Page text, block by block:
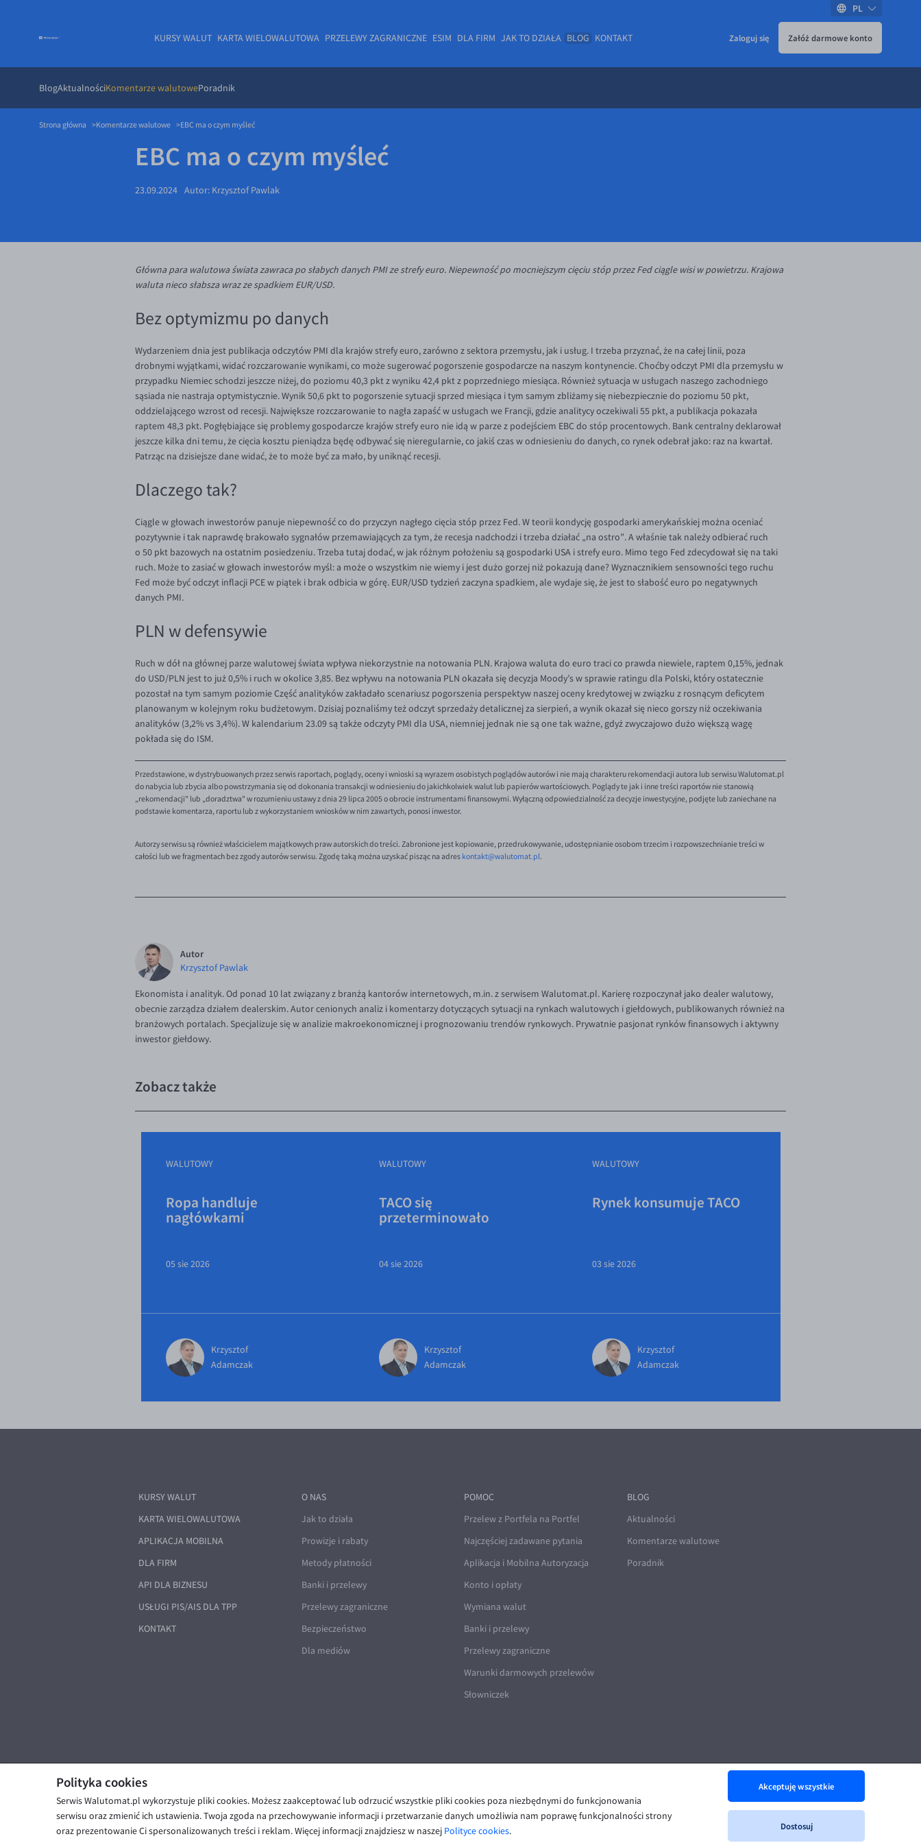
KURSY WALUT KARTA WIELOWALUTOWA PRZELEWY ZAGRANICZNE ESIM DLA FIRM JAK TO DZIAŁA BLOG
BlogAktualnościKomentarze walutowePoradnik
KONTAKT Zaloguj się Załóż darmowe konto
PL
Strona główna Komentarze walutowe EBC ma o czym myśleć
EBC ma o czym myśleć
23.09.2024 Autor: Krzysztof Pawlak
Główna para walutowa świata zawraca po słabych danych PMI ze strefy euro. Niepewność po mocniejszym cięciu stóp przez Fed ciągle wisi w powietrzu. Krajowa
waluta nieco słabsza wraz ze spadkiem EUR/USD.
Bez optymizmu po danych
Wydarzeniem dnia jest publikacja odczytów PMI dla krajów strefy euro, zarówno z sektora przemysłu, jak i usług. I trzeba przyznać, że na całej linii, poza
drobnymi wyjątkami, widać rozczarowanie wynikami, co może sugerować pogorszenie gospodarcze na naszym kontynencie. Choćby odczyt PMI dla przemysłu w
przypadku Niemiec schodzi jeszcze niżej, do poziomu 40,3 pkt z wyniku 42,4 pkt z poprzedniego miesiąca. Również sytuacja w usługach naszego zachodniego
sąsiada nie nastraja optymistycznie. Wynik 50,6 pkt to pogorszenie sytuacji sprzed miesiąca i tym samym zbliżamy się niebezpiecznie do poziomu 50 pkt,
oddzielającego wzrost od recesji. Największe rozczarowanie to nagła zapaść w usługach we Francji, gdzie analitycy oczekiwali 55 pkt, a publikacja pokazała
raptem 48,3 pkt. Pogłębiające się problemy gospodarcze krajów strefy euro nie idą w parze z podejściem EBC do stóp procentowych. Bank centralny deklarował
jeszcze kilka dni temu, że cięcia kosztu pieniądza będę odbywać się nieregularnie, co jakiś czas w odniesieniu do danych, co rynek odebrał jako: raz na kwartał.
Patrząc na dzisiejsze dane widać, że to może być za mało, by uniknąć recesji.
Dlaczego tak?
Ciągle w głowach inwestorów panuje niepewność co do przyczyn nagłego cięcia stóp przez Fed. W teorii kondycję gospodarki amerykańskiej można oceniać
pozytywnie i tak naprawdę brakowało sygnałów przemawiających za tym, że recesja nadchodzi i trzeba działać „na ostro”. A właśnie tak należy odbierać ruch
o 50 pkt bazowych na ostatnim posiedzeniu. Trzeba tutaj dodać, w jak różnym położeniu są gospodarki USA i strefy euro. Mimo tego Fed zdecydował się na taki
ruch. Może to zasiać w głowach inwestorów myśl: a może o wszystkim nie wiemy i jest dużo gorzej niż pokazują dane? Wyznacznikiem sensowności tego ruchu
Fed może być odczyt inflacji PCE w piątek i brak odbicia w górę. EUR/USD tydzień zaczyna spadkiem, ale wydaje się, że jest to słabość euro po negatywnych
danych PMI.
PLN w defensywie
Ruch w dół na głównej parze walutowej świata wpływa niekorzystnie na notowania PLN. Krajowa waluta do euro traci co prawda niewiele, raptem 0,15%, jednak
do USD/PLN jest to już 0,5% i ruch w okolice 3,85. Bez wpływu na notowania PLN okazała się decyzja Moody’s w sprawie ratingu dla Polski, który ostatecznie
pozostał na tym samym poziomie Część analityków zakładało scenariusz pogorszenia perspektyw naszej oceny kredytowej w związku z rosnącym deficytem
planowanym w kolejnym roku budżetowym. Dzisiaj poznaliśmy też odczyt sprzedaży detalicznej za sierpień, a wynik okazał się nieco gorszy niż oczekiwania
analityków (3,2% vs 3,4%). W kalendarium 23.09 są także odczyty PMI dla USA, niemniej jednak nie są one tak ważne, gdyż zwyczajowo dużo większą wagę
pokłada się do ISM.
Przedstawione, w dystrybuowanych przez serwis raportach, poglądy, oceny i wnioski są wyrazem osobistych poglądów autorów i nie mają charakteru rekomendacji autora lub serwisu Walutomat.pl
do nabycia lub zbycia albo powstrzymania się od dokonania transakcji w odniesieniu do jakichkolwiek walut lub papierów wartościowych. Poglądy te jak i inne treści raportów nie stanowią
„rekomendacji" lub „doradztwa" w rozumieniu ustawy z dnia 29 lipca 2005 o obrocie instrumentami finansowymi. Wyłączną odpowiedzialność za decyzje inwestycyjne, podjęte lub zaniechane na
podstawie komentarza, raportu lub z wykorzystaniem wniosków w nim zawartych, ponosi inwestor.
Autorzy serwisu są również właścicielem majątkowych praw autorskich do treści. Zabronione jest kopiowanie, przedrukowywanie, udostępnianie osobom trzecim i rozpowszechnianie treści w
całości lub we fragmentach bez zgody autorów serwisu. Zgodę taką można uzyskać pisząc na adres kontakt@walutomat.pl.
Autor
Krzysztof Pawlak
Ekonomista i analityk. Od ponad 10 lat związany z branżą kantorów internetowych, m.in. z serwisem Walutomat.pl. Karierę rozpoczynał jako dealer walutowy,
obecnie zarządza działem dealerskim. Autor cenionych analiz i komentarzy dotyczących sytuacji na rynkach walutowych i giełdowych, publikowanych również na
branżowych portalach. Specjalizuje się w analizie makroekonomicznej i prognozowaniu trendów rynkowych. Prywatnie pasjonat rynków finansowych i aktywny
inwestor giełdowy.
Zobacz także
WALUTOWY
Ropa handluje
nagłówkami
05 sie 2026
Krzysztof
Adamczak
WALUTOWY
TACO się
przeterminowało
04 sie 2026
Krzysztof
Adamczak
WALUTOWY
Rynek konsumuje TACO
03 sie 2026
Krzysztof
Adamczak
Polityka cookies
Serwis Walutomat.pl wykorzystuje pliki cookies. Możesz zaakceptować lub odrzucić wszystkie pliki cookies poza niezbędnymi do funkcjonowania
serwisu oraz zmienić ich ustawienia. Twoja zgoda na przechowywanie informacji i przetwarzanie danych umożliwia nam poprawę funkcjonalności strony
oraz prezentowanie Ci spersonalizowanych treści i reklam. Więcej informacji znajdziesz w naszej Polityce cookies.
Akceptuję wszystkie
Dostosuj
KURSY WALUT
KARTA WIELOWALUTOWA
APLIKACJA MOBILNA
DLA FIRM
API DLA BIZNESU
USŁUGI PIS/AIS DLA TPP
KONTAKT
O NAS
Jak to działa
Prowizje i rabaty
Metody płatności
Banki i przelewy
Przelewy zagraniczne
Bezpieczeństwo
Dla mediów
POMOC
Przelew z Portfela na Portfel
Najczęściej zadawane pytania
Aplikacja i Mobilna Autoryzacja
Konto i opłaty
Wymiana walut
Banki i przelewy
Przelewy zagraniczne
Warunki darmowych przelewów
Słowniczek
BLOG
Aktualności
Komentarze walutowe
Poradnik
© Walutomat 2026 | Regulaminy | Polityka prywatności i cookies | Deklaracja dostępności